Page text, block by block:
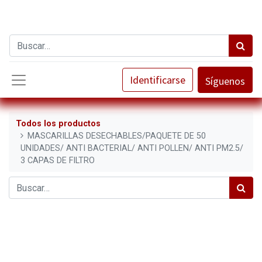
Identificarse Síguenos
Todos los productos
MASCARILLAS DESECHABLES/PAQUETE DE 50
UNIDADES/ ANTI BACTERIAL/ ANTI POLLEN/ ANTI PM2.5/
3 CAPAS DE FILTRO